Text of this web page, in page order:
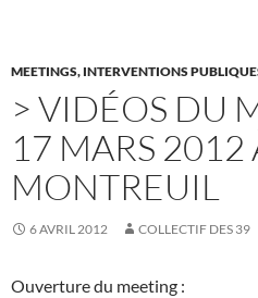
MEETINGS, INTERVENTIONS
> VIDÉOS DU
17 MARS 2012
MONTREUIL
6 AVRIL 2012 COLLECTIF DES 39
Ouverture du meeting :